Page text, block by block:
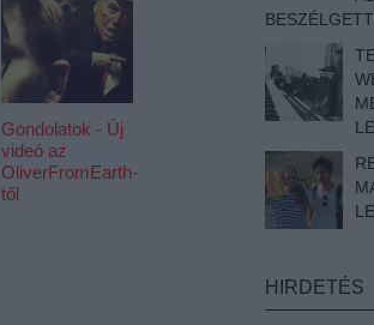
Gondolatok - Új
videó az
OliverFromEarth-
től
HIRDETÉS